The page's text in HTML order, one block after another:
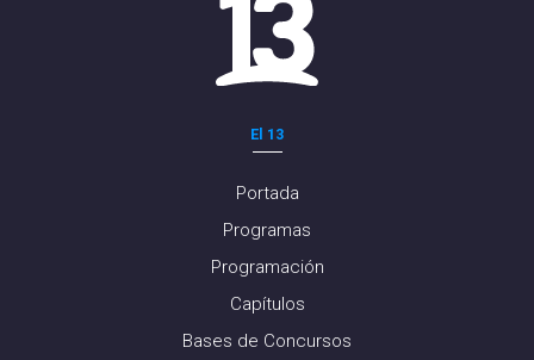
El 13
Portada
Programas
Programación
Capítulos
Bases de Concursos